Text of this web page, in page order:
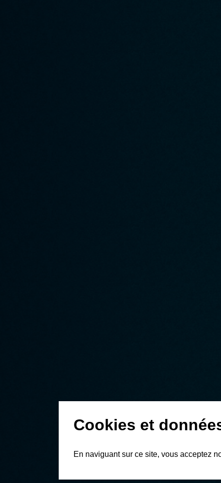
Cookies et
En naviguant sur ce site, vous acceptez